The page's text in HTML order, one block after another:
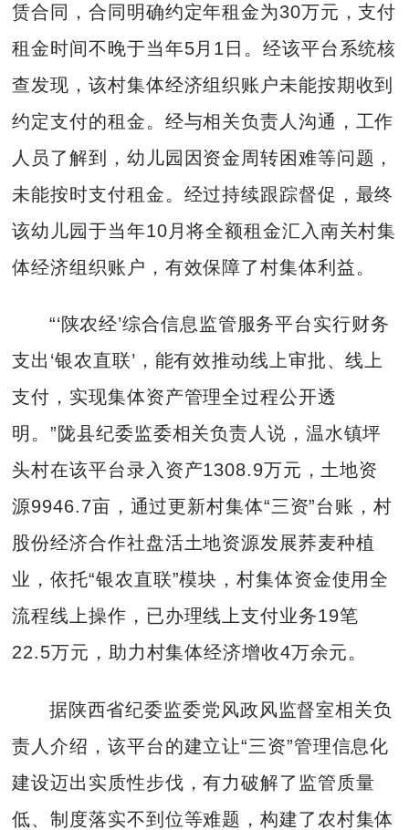
赁合同，合同明确约定年租金为30万元，支付
租金时间不晚于当年5月1日。经该平台系统核
查发现，该村集体经济组织账户未能按期收到
约定支付的租金。经与相关负责人沟通，工作
人员了解到，幼儿园因资金周转困难等问题，
未能按时支付租金。经过持续跟踪督促，最终
该幼儿园于当年10月将全额租金汇入南关村集
体经济组织账户，有效保障了村集体利益。
“‘陕农经’综合信息监管服务平台实行财务
支出‘银农直联’，能有效推动线上审批、线上
支付，实现集体资产管理全过程公开透
明。”陇县纪委监委相关负责人说，温水镇坪
头村在该平台录入资产1308.9万元，土地资
源9946.7亩，通过更新村集体“三资”台账，村
股份经济合作社盘活土地资源发展荞麦种植
业，依托“银农直联”模块，村集体资金使用全
流程线上操作，已办理线上支付业务19笔
22.5万元，助力村集体经济增收4万余元。
据陕西省纪委监委党风政风监督室相关负
责人介绍，该平台的建立让“三资”管理信息化
建设迈出实质性步伐，有力破解了监管质量
低、制度落实不到位等难题，构建了农村集体